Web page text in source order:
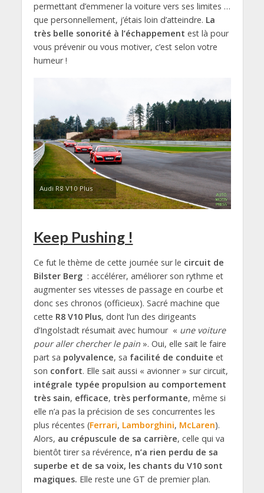
permettant d’emmener la voiture vers ses limites …
que personnellement, j’étais loin d’atteindre. La
très belle sonorité à l’échappement est là pour
vous prévenir ou vous motiver, c’est selon votre
humeur !
Audi R8 V10 Plus
Keep Pushing !
Ce fut le thème de cette journée sur le circuit de
Bilster Berg: accélérer, améliorer son rythme et
augmenter ses vitesses de passage en courbe et
donc ses chronos (officieux). Sacré machine que
cette R8 V10 Plus, dont l’un des dirigeants
d’Ingolstadt résumait avec humour « une voiture
pour aller chercher le pain». Oui, elle sait le faire
part sa polyvalence, sa facilité de conduite et
son confort. Elle sait aussi « avionner » sur circuit,
intégrale typée propulsion au comportement
très sain, efficace, très performante, même si
elle n’a pas la précision de ses concurrentes les
plus récentes (Ferrari, Lamborghini, McLaren).
Alors, au crépuscule de sa carrière, celle qui va
bientôt tirer sa révérence, n’a rien perdu de sa
superbe et de sa voix, les chants du V10 sont
magiques. Elle reste une GT de premier plan.